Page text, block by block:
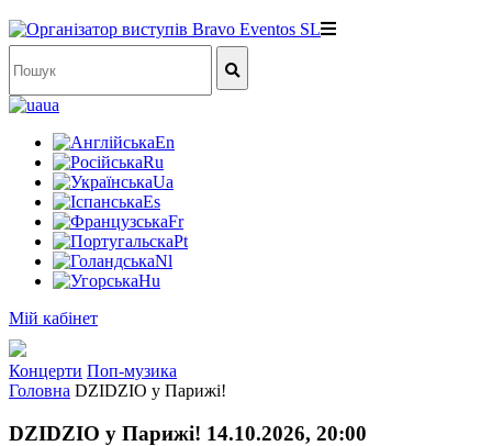
ua
En
Ru
Ua
Es
Fr
Pt
Nl
Hu
Мій кабінет
Концерти Поп-музика
Головна DZIDZIO у Парижі!
DZIDZIO у Парижі! 14.10.2026, 20:00